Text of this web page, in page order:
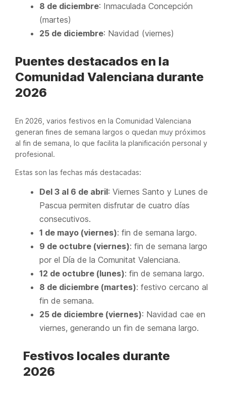
8 de diciembre: Inmaculada Concepción
(martes)
25 de diciembre: Navidad (viernes)
Puentes destacados en la
Comunidad Valenciana durante
2026
En 2026, varios festivos en la Comunidad Valenciana
generan fines de semana largos o quedan muy próximos
al fin de semana, lo que facilita la planificación personal y
profesional.
Estas son las fechas más destacadas:
Del 3 al 6 de abril: Viernes Santo y Lunes de
Pascua permiten disfrutar de cuatro días
consecutivos.
1 de mayo (viernes): fin de semana largo.
9 de octubre (viernes): fin de semana largo
por el Día de la Comunitat Valenciana.
12 de octubre (lunes): fin de semana largo.
8 de diciembre (martes): festivo cercano al
fin de semana.
25 de diciembre (viernes): Navidad cae en
viernes, generando un fin de semana largo.
Festivos locales durante
2026